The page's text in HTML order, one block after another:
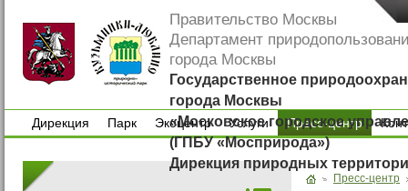
Правительство Москвы
Департамент
города Москвы
Государственное
города Москвы
«Московское городское
(ГПБУ «Мосприрода»)
Дирекция природных
Дирекция
Парк
Экоцентр
Экоцентр
Услуги
Услуги
Пресс-центр
Пресс-центр